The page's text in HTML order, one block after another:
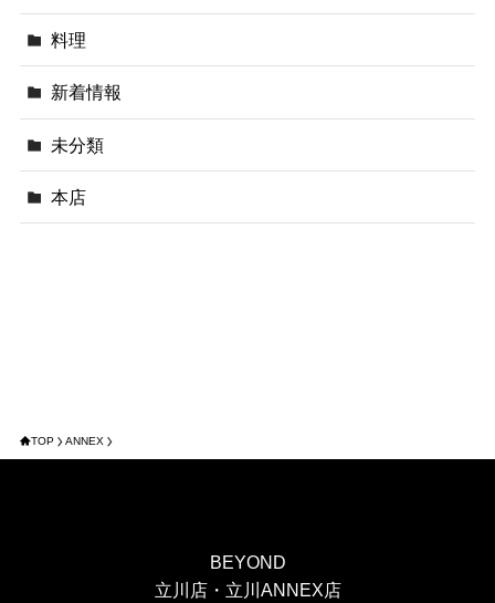
料理
新着情報
未分類
本店
TOP ANNEX
BEYOND
立川店・立川ANNEX店